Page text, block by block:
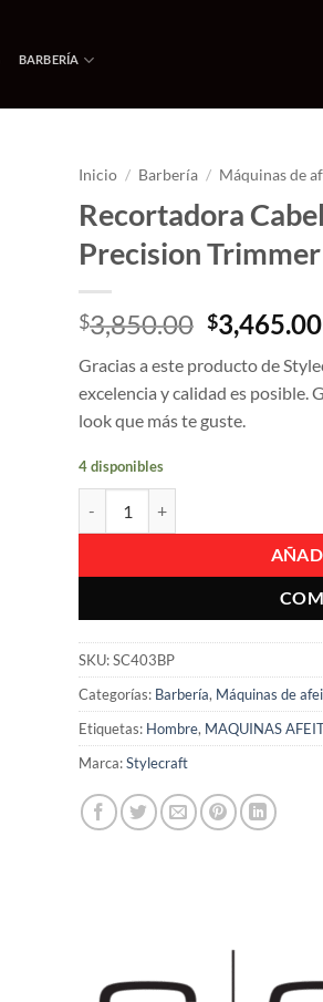
BARBERÍA
Inicio / Barbería / Máquinas de
Recortadora
Precision
$3,850.00 El
precio
original
era:
$3,850.00.
$3,465.00
Gracias a este producto de
excelencia y calidad es posible.
look que más te guste.
4 disponibles
SKU:SC403BP
Categorías: Barbería, Máquinas de
Etiquetas: Hombre, MAQUINAS
Marca:Stylecraft